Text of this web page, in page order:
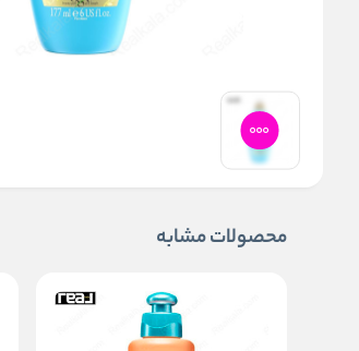
محصولات مشابه